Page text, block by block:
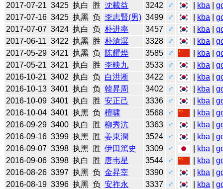
2017-07-21 3425 执白 胜 沈載益 3242 ♂ kba |
2017-07-16 3425 执黑 负 李志賢(男) 3499 ♂ kba |
2017-07-07 3424 执白 负 朴进率 3457 ♂ kba |
2017-06-11 3422 执黑 胜 朴滄溟 3328 ♂ kba |
2017-05-29 3421 执黑 负 陈耀烨 3585 ♂ kba |
2017-05-21 3421 执白 胜 李映九 3533 ♂ kba |
2016-10-21 3402 执白 负 白洪淅 3422 ♂ kba |
2016-10-13 3401 执白 负 韓昇周 3402 ♂ kba |
2016-10-09 3401 执白 胜 安正己 3336 ♂ kba |
2016-10-04 3401 执黑 负 檀啸 3568 ♂ kba |
2016-09-29 3400 执白 胜 柳秀沆 3363 ♂ kba |
2016-09-16 3399 执黑 胜 姜東潤 3524 ♂ kba |
2016-09-07 3398 执黑 胜 伊田篤史 3309 ♂ kba |
2016-09-06 3398 执白 胜 唐韦星 3544 ♂ kba |
2016-08-26 3397 执黑 负 金昇宰 3390 ♂ kba |
2016-08-19 3396 执黑 负 安祚永 3337 ♂ kba |